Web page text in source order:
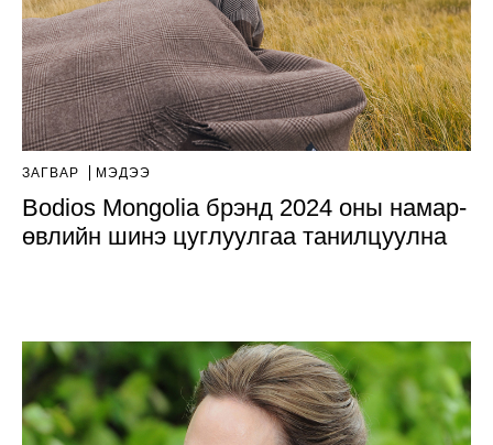
ЗАГВАР МЭДЭЭ
Bodios Mongolia брэнд 2024 оны намар-
өвлийн шинэ цуглуулгаа танилцуулна